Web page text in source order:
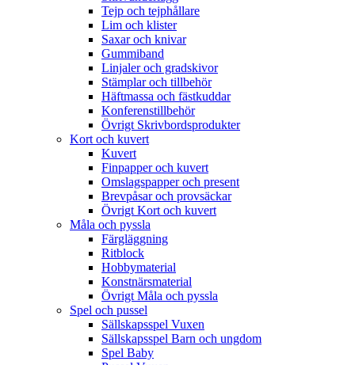
Tejp och tejphållare
Lim och klister
Saxar och knivar
Gummiband
Linjaler och gradskivor
Stämplar och tillbehör
Häftmassa och fästkuddar
Konferenstillbehör
Övrigt Skrivbordsprodukter
Kort och kuvert
Kuvert
Finpapper och kuvert
Omslagspapper och present
Brevpåsar och provsäckar
Övrigt Kort och kuvert
Måla och pyssla
Färgläggning
Ritblock
Hobbymaterial
Konstnärsmaterial
Övrigt Måla och pyssla
Spel och pussel
Sällskapsspel Vuxen
Sällskapsspel Barn och ungdom
Spel Baby